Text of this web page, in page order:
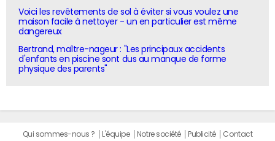
Voici les revêtements de sol à éviter si vous voulez une
maison facile à nettoyer - un en particulier est même
dangereux
Bertrand, maître-nageur : "Les principaux accidents
d'enfants en piscine sont dus au manque de forme
physique des parents"
Qui sommes-nous ? L'équipe Notre société Publicité
Contact